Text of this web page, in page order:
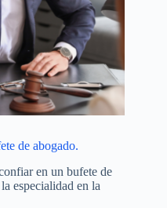
de abogado.
en un bufete de
especialidad en la